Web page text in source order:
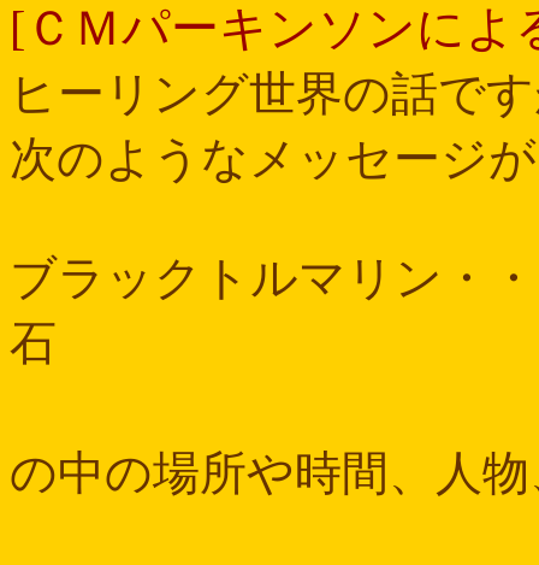
[ＣＭパーキンソンによ
ヒーリング世界の話で
次のようなメッセージ
ブラックトルマリン・
石
の中の場所や時間、人